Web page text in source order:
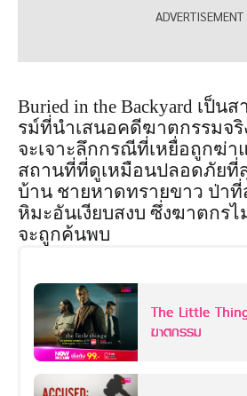
Buried in the Backyard เป็น
รม์ที่นำเสนอคดีฆาตกรรมจ
จะเจาะลึกกรณีที่เหยื่อถูกฆ่า
สถานที่ที่ดูเหมือนปลอดภัยที่
บ้าน ชายหาดทรายขาว ป่าที่
หิมะอันเงียบสงบ ซึ่งฆาตกร
จะถูกค้นพบ
The Little
ฆาตกรรม